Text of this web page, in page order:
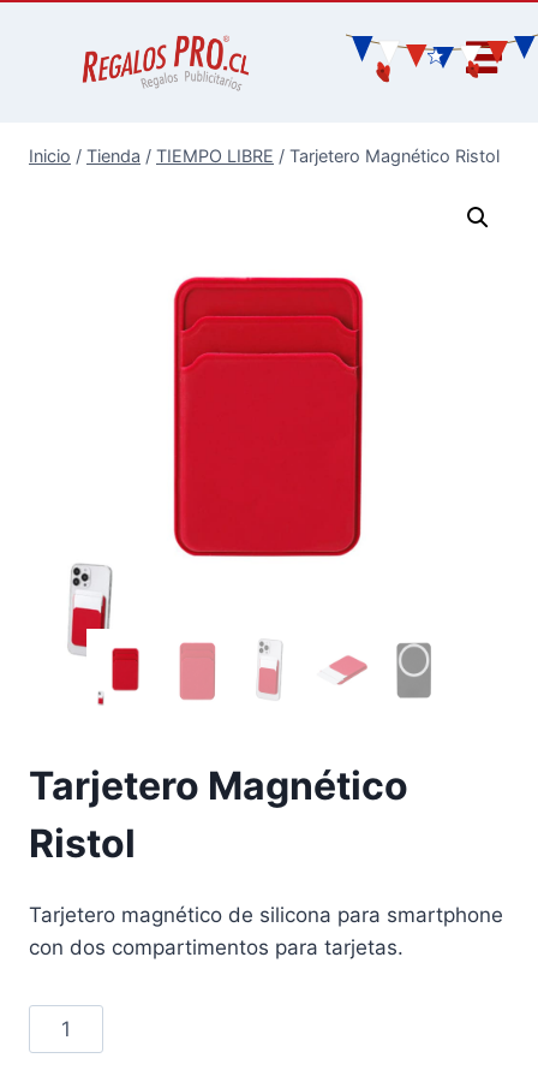
Inicio / Tienda / TIEMPO LIBRE / Tarjetero Magnético Ristol
Tarjetero Magnético
Ristol
Tarjetero magnético de silicona para smartphone
con dos compartimentos para tarjetas.